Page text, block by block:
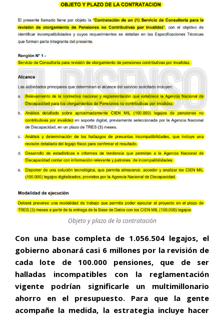
Objeto y plazo de la contratación
Con una base completa de 1.056.504 legajos, el
gobierno abonará casi 6 millones por la revisión de
cada lote de 100.000 pensiones, que de ser
halladas incompatibles con la reglamentación
vigente podrían significarle un multimillonario
ahorro en el presupuesto. Para que la gente
acompañe la medida, la estrategia incluye hacer